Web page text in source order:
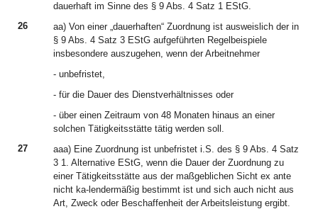
dauerhaft im Sinne des § 9 Abs. 4 Satz 1 EStG.
26
aa) Von einer „dauerhaften“ Zuordnung ist ausweislich der in
§ 9 Abs. 4 Satz 3 EStG aufgeführten Regelbeispiele
insbesondere auszugehen, wenn der Arbeitnehmer
- unbefristet,
- für die Dauer des Dienstverhältnisses oder
- über einen Zeitraum von 48 Monaten hinaus an einer
solchen Tätigkeitsstätte tätig werden soll.
27
aaa) Eine Zuordnung ist unbefristet i.S. des § 9 Abs. 4 Satz
3 1. Alternative EStG, wenn die Dauer der Zuordnung zu
einer Tätigkeitsstätte aus der maßgeblichen Sicht ex ante
nicht ka-lendermäßig bestimmt ist und sich auch nicht aus
Art, Zweck oder Beschaffenheit der Arbeitsleistung ergibt.